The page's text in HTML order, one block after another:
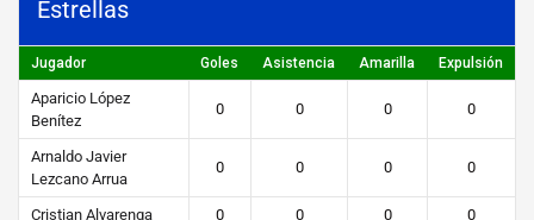
https://steibi.org.py/wp-
content/uploads/2019/04/STEIBI-
WEB-
2.png
Estrellas
Jugador Goles Asistencia Amarilla Expulsión
Aparicio López
Benítez
0 0 0 0
Arnaldo Javier
Lezcano Arrua
0 0 0 0
Cristian Alvarenga 0 0 0
0